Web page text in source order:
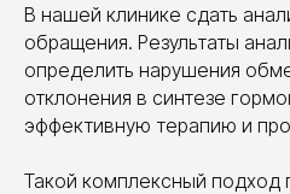
В нашей клинике сдать
обращения. Результаты
определить нарушения
отклонения в синтезе
эффективную терапию и
Такой комплексный подход